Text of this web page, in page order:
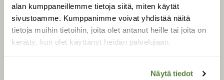
alan kumppaneillemme tietoja siitä, miten käytät
sivustoamme. Kumppanimme voivat yhdistää näitä
tietoja muihin tietoihin, joita olet antanut heille tai joita on
kerätty, kun olet käyttänyt heidän palvelujaan.
Näytä tiedot
Tilaa Suomen Luonto
Tilaa digilukuoikeus
Äänestä parasta juttua